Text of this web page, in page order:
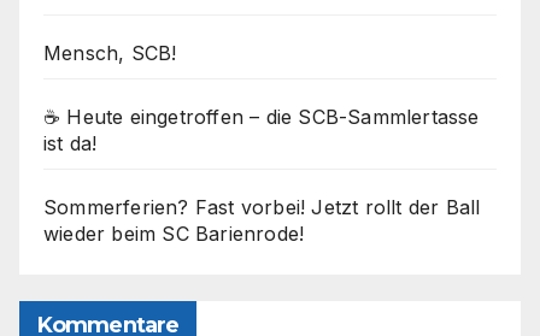
Mensch, SCB!
☕ Heute eingetroffen – die SCB-Sammlertasse
ist da!
Sommerferien? Fast vorbei! Jetzt rollt der Ball
wieder beim SC Barienrode!
Kommentare